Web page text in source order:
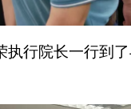
执行院长一行到